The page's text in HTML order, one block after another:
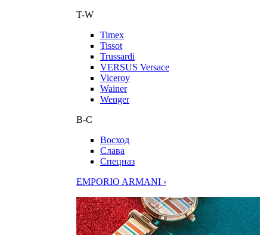
T-W
Timex
Tissot
Trussardi
VERSUS Versace
Viceroy
Wainer
Wenger
В-С
Восход
Слава
Спецназ
EMPORIO ARMANI ›